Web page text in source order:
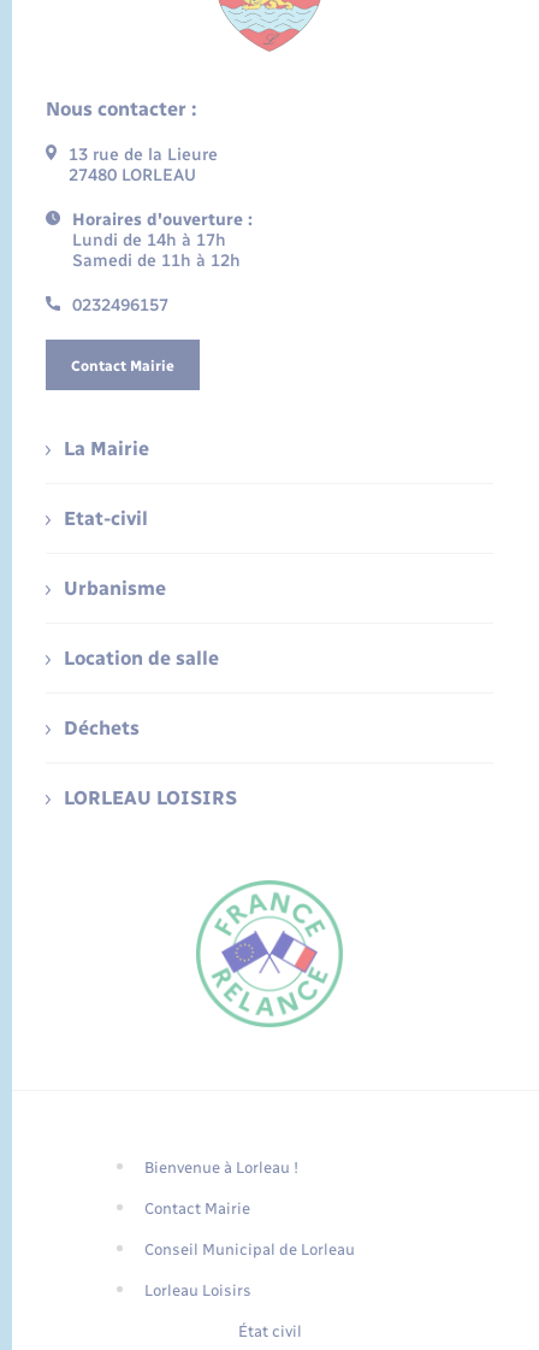
Traduction du
FR
Nous contacter :
13 rue de la Lieure
27480 LORLEAU
Horaires d'ouverture :
Lundi de 14h à 17h
Samedi de 11h à 12h
0232496157
Contact Mairie
La Mairie
Etat-civil
Urbanisme
Location de salle
Déchets
LORLEAU LOISIRS
Bienvenue à Lorleau !
Contact Mairie
Conseil Municipal de Lorleau
Lorleau Loisirs
État civil